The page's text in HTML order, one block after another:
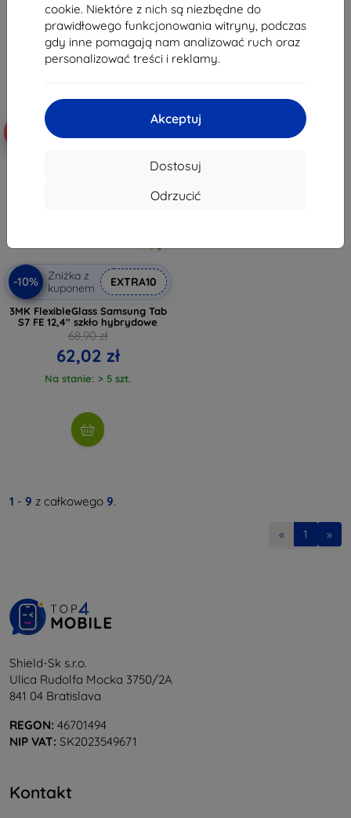
cookie. Niektóre z nich są niezbędne do
prawidłowego funkcjonowania witryny, podczas
gdy inne pomagają nam analizować ruch oraz
personalizować treści i reklamy.
Akceptuj
Dostosuj
Odrzucić
52,10 zł
Ostatnia sztuka w magazynie
Na stanie: 1 szt.
-10%
Zniżka z
kuponem
EXTRA10
3MK FlexibleGlass Samsung Tab
S7 FE 12,4" szkło hybrydowe
68,90 zł
62,02 zł
Na stanie: > 5 szt.
1 - 9 z całkowego 9.
« 1 »
Shield-Sk s.r.o.
Ulica Rudolfa Mocka 3750/2A
841 04 Bratislava
REGON: 46701494
NIP VAT: SK2023549671
Kontakt